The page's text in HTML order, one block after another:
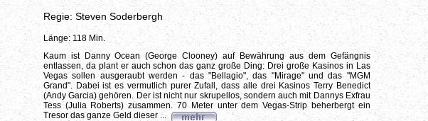
Regie: Steven Soderbergh
Länge: 118 Min.
Kaum ist Danny Ocean (George Clooney) auf Bewährung aus dem Gefängnis
entlassen, da plant er auch schon das ganz große Ding: Drei große Kasinos in Las
Vegas sollen ausgeraubt werden - das "Bellagio", das "Mirage" und das "MGM
Grand". Dabei ist es vermutlich purer Zufall, dass alle drei Kasinos Terry Benedict
(Andy Garcia) gehören. Der ist nicht nur skrupellos, sondern auch mit Dannys Exfrau
Tess (Julia Roberts) zusammen. 70 Meter unter dem Vegas-Strip beherbergt ein
Tresor das ganze Geld dieser ...